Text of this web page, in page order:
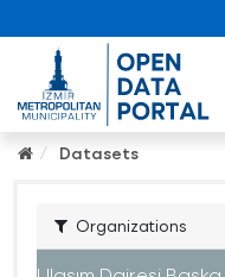
Datasets
Organizations